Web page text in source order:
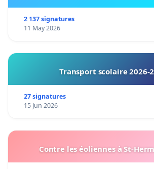
2 137 signatures
11 May 2026
Transport scolaire 2026-
27 signatures
15 Jun 2026
Contre les éoliennes à St-